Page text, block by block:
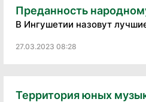
Преданность
В Ингушетии назовут
27.03.2023 08:28
Территория юных